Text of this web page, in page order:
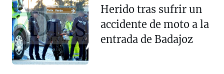
Herido tras sufrir un
accidente de moto a la
entrada de Badajoz